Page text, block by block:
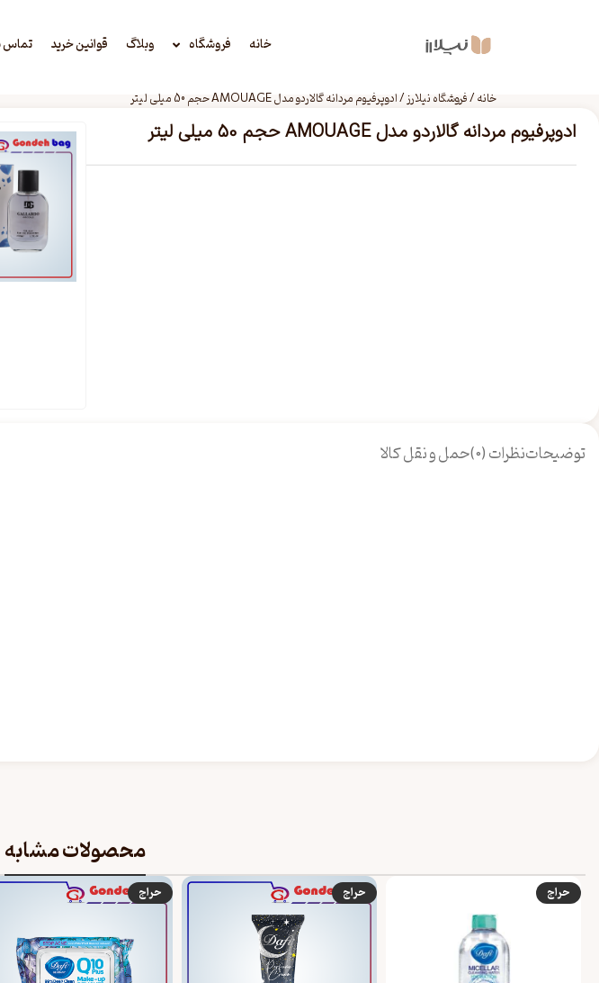
خانه فروشگاه وبلاگ قوانین خرید تماس
خانه/فروشگاه نیلارز/ادوپرفیوم مردانه گالاردو مدل AMOUAGE حجم 50 میلی لیتر
ادوپرفیوم مردانه گالاردو مدل AMOUAGE حجم 50 میلی لیتر
توضیحاتنظرات (0) حمل و نقل کالا
محصولات مشابه
حراج حراج حراج